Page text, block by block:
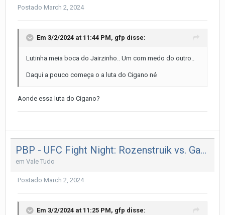
Postado March 2, 2024
Em 3/2/2024 at 11:44 PM, gfp disse:
Lutinha meia boca do Jairzinho.. Um com medo do outro..
Daqui a pouco começa o a luta do Cigano né
Aonde essa luta do Cigano?
PBP - UFC Fight Night: Rozenstruik vs. Gaziev.
em Vale Tudo
Postado March 2, 2024
Em 3/2/2024 at 11:25 PM, gfp disse: